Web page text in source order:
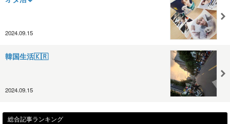
2024.09.15
韓国生活🇰🇷
2024.09.15
総合記事ランキング